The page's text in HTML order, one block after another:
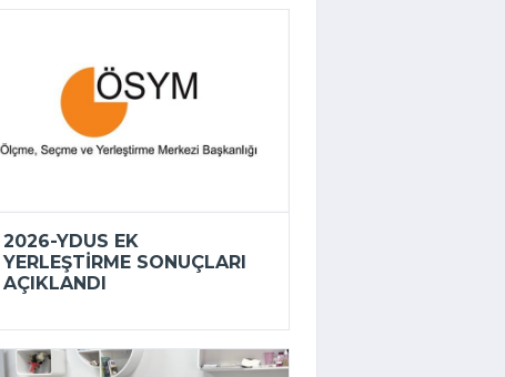
2026-YDUS EK
YERLEŞTIRME SONUÇLARI
AÇIKLANDI